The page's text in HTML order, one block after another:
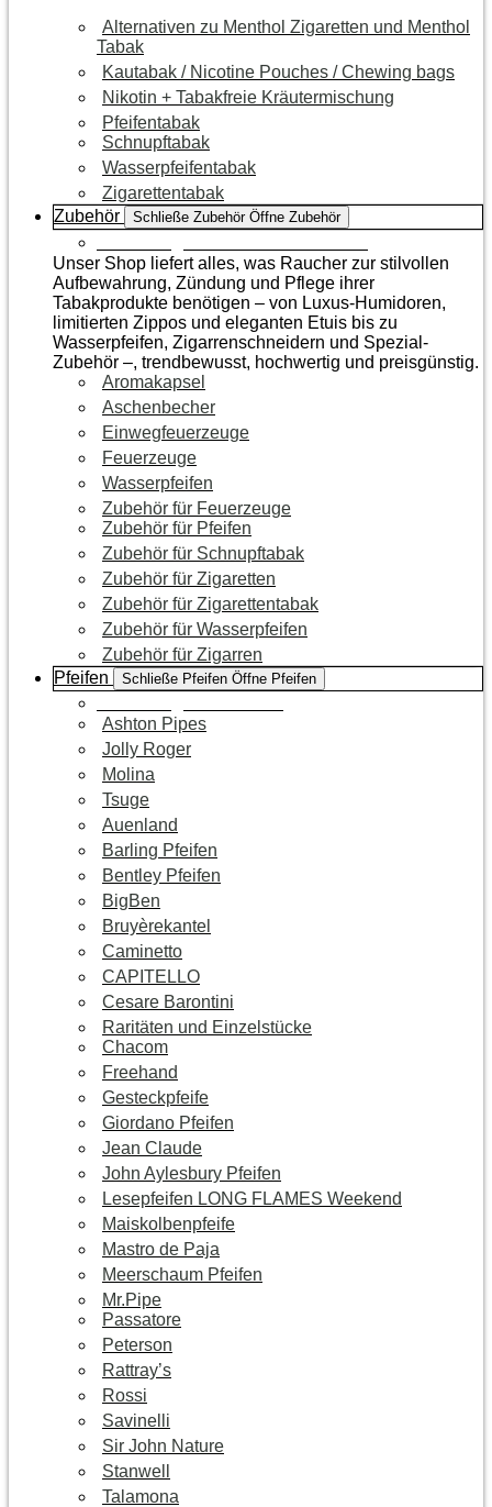
Alternativen zu Menthol Zigaretten und Menthol
Tabak
Kautabak / Nicotine Pouches / Chewing bags
Nikotin + Tabakfreie Kräutermischung
Pfeifentabak
Schnupftabak
Wasserpfeifentabak
Zigarettentabak
Zubehör
Schließe Zubehör Öffne Zubehör
Unser Shop liefert alles, was Raucher zur stilvollen
Aufbewahrung, Zündung und Pflege ihrer
Tabakprodukte benötigen – von Luxus-Humidoren,
limitierten Zippos und eleganten Etuis bis zu
Wasserpfeifen, Zigarrenschneidern und Spezial-
Zubehör –, trendbewusst, hochwertig und preisgünstig.
Aromakapsel
Aschenbecher
Einwegfeuerzeuge
Feuerzeuge
Wasserpfeifen
Zubehör für Feuerzeuge
Zubehör für Pfeifen
Zubehör für Schnupftabak
Zubehör für Zigaretten
Zubehör für Zigarettentabak
Zubehör für Wasserpfeifen
Zubehör für Zigarren
Pfeifen
Schließe Pfeifen Öffne Pfeifen
Ashton Pipes
Jolly Roger
Molina
Tsuge
Auenland
Barling Pfeifen
Bentley Pfeifen
BigBen
Bruyèrekantel
Caminetto
CAPITELLO
Cesare Barontini
Raritäten und Einzelstücke
Chacom
Freehand
Gesteckpfeife
Giordano Pfeifen
Jean Claude
John Aylesbury Pfeifen
Lesepfeifen LONG FLAMES Weekend
Maiskolbenpfeife
Mastro de Paja
Meerschaum Pfeifen
Mr.Pipe
Passatore
Peterson
Rattray’s
Rossi
Savinelli
Sir John Nature
Stanwell
Talamona